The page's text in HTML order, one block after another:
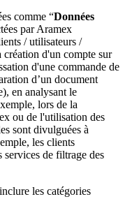
comme “Données
par Aramex
/ utilisateurs /
création d'un compte sur
d'une commande de
d’un document
en analysant le
lors de la
ou de l'utilisation des
sont divulguées à
les clients
services de filtrage des
les catégories